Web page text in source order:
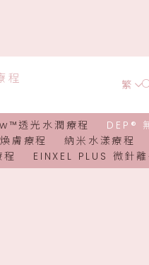
程
繁
透光水潤療程
DEP®
膚療程 納米水漾療程
EINXEL PLUS 微針